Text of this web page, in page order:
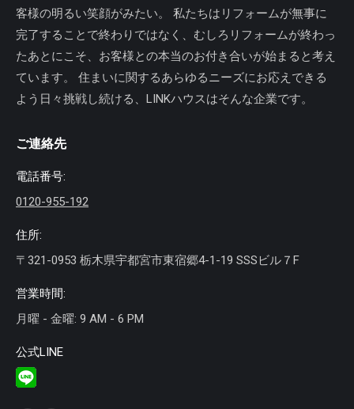
客様の明るい笑顔がみたい。 私たちはリフォームが無事に
完了することで終わりではなく、むしろリフォームが終わっ
たあとにこそ、お客様との本当のお付き合いが始まると考え
ています。 住まいに関するあらゆるニーズにお応えできる
よう日々挑戦し続ける、LINKハウスはそんな企業です。
ご連絡先
電話番号:
0120-955-192
住所:
〒321-0953 栃木県宇都宮市東宿郷4-1-19 SSSビル７F
営業時間:
月曜 - 金曜: 9 AM - 6 PM
公式LINE